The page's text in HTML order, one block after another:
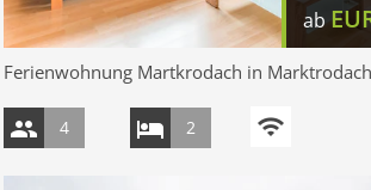
ab
Ferienwohnung Martkrodach in Marktrodach
4 2